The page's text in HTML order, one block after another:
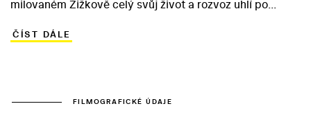
milovaném Žižkově celý svůj život a rozvoz uhlí po
nic nechce měnit. Děti však dorůstají a stará zástavba
podmíněný) souhlasný pohled na necitlivou
ČÍST DÁLE
FILMOGRAFICKÉ ÚDAJE